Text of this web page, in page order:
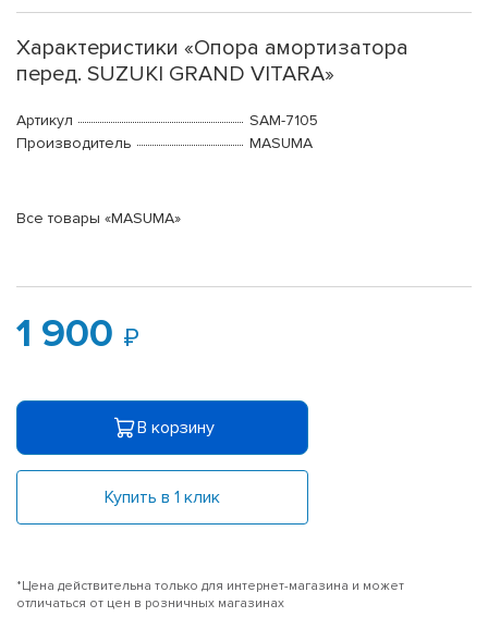
Характеристики «Опора амортизатора
перед. SUZUKI GRAND VITARA»
Артикул
SAM-7105
Производитель
MASUMA
Все товары «MASUMA»
1 900
В корзину
Купить в 1 клик
*Цена действительна только для интернет-магазина и может
отличаться от цен в розничных магазинах